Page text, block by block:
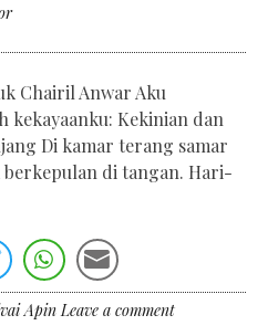
Chairil Anwar Aku
kekayaanku: Kekinian dan
Di kamar terang samar
berkepulan di tangan. Hari-
Apin Leave a comment